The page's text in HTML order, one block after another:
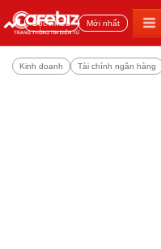
Đọc nhiều Mới nhất
Kinh doanh Tài chính ngân hàng